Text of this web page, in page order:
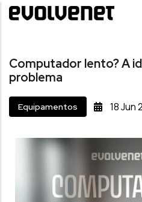
Passar para o conteúdo principal
Computador lento? A
problema
Equipamentos 18Jun